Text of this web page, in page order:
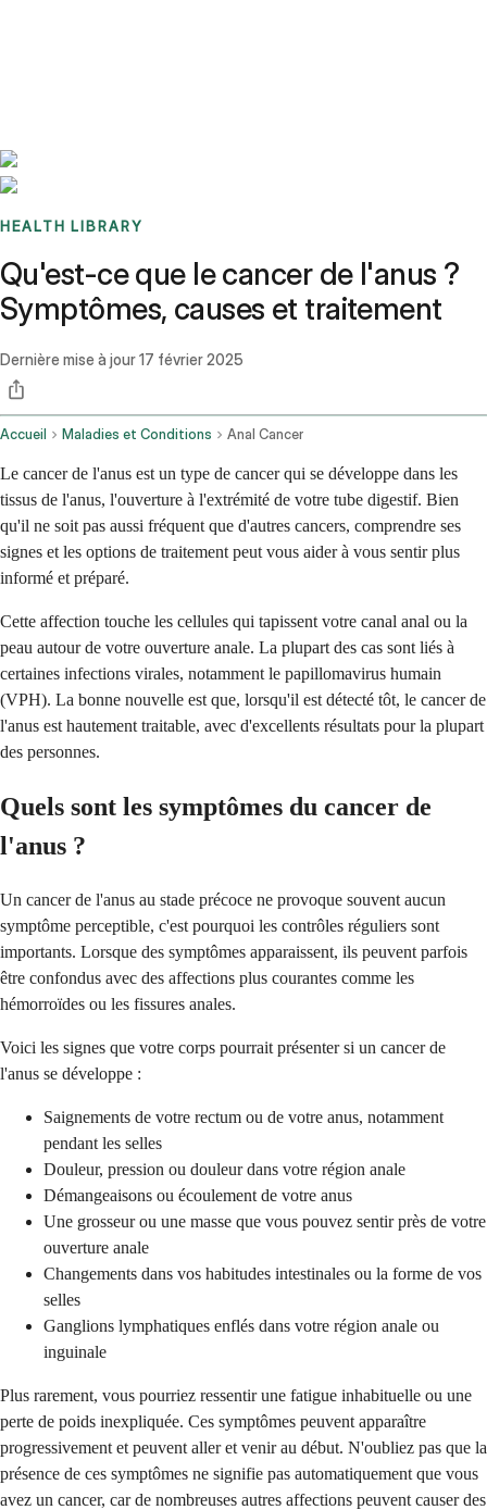
HEALTH LIBRARY
Qu'est-ce que le cancer de l'anus ?
Symptômes, causes et traitement
Dernière mise à jour17 février 2025
Accueil Maladies et Conditions Anal Cancer
Le cancer de l'anus est un type de cancer qui se développe dans les
tissus de l'anus, l'ouverture à l'extrémité de votre tube digestif. Bien
qu'il ne soit pas aussi fréquent que d'autres cancers, comprendre ses
signes et les options de traitement peut vous aider à vous sentir plus
informé et préparé.
Cette affection touche les cellules qui tapissent votre canal anal ou la
peau autour de votre ouverture anale. La plupart des cas sont liés à
certaines infections virales, notamment le papillomavirus humain
(VPH). La bonne nouvelle est que, lorsqu'il est détecté tôt, le cancer de
l'anus est hautement traitable, avec d'excellents résultats pour la plupart
des personnes.
Quels sont les symptômes du cancer de
l'anus ?
Un cancer de l'anus au stade précoce ne provoque souvent aucun
symptôme perceptible, c'est pourquoi les contrôles réguliers sont
importants. Lorsque des symptômes apparaissent, ils peuvent parfois
être confondus avec des affections plus courantes comme les
hémorroïdes ou les fissures anales.
Voici les signes que votre corps pourrait présenter si un cancer de
l'anus se développe :
Saignements de votre rectum ou de votre anus, notamment
pendant les selles
Douleur, pression ou douleur dans votre région anale
Démangeaisons ou écoulement de votre anus
Une grosseur ou une masse que vous pouvez sentir près de votre
ouverture anale
Changements dans vos habitudes intestinales ou la forme de vos
selles
Ganglions lymphatiques enflés dans votre région anale ou
inguinale
Plus rarement, vous pourriez ressentir une fatigue inhabituelle ou une
perte de poids inexpliquée. Ces symptômes peuvent apparaître
progressivement et peuvent aller et venir au début. N'oubliez pas que la
présence de ces symptômes ne signifie pas automatiquement que vous
avez un cancer, car de nombreuses autres affections peuvent causer des